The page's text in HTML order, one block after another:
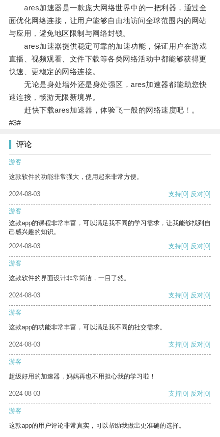
ares加速器是一款庞大网络世界中的一把利器，通过全
面优化网络连接，让用户能够自由地访问全球范围内的网站
与应用，避免地区限制与网络封锁。
ares加速器提供稳定可靠的加速功能，保证用户在游戏
直播、视频观看、文件下载等各类网络活动中都能够获得更
快速、更稳定的网络连接。
无论是身处墙外还是身处强区，ares加速器都能助您快
速连接，畅游无限新境界。
赶快下载ares加速器，体验飞一般的网络速度吧！。
#3#
评论
游客
这款软件的功能非常强大，使用起来非常方便。
2024-08-03 支持[0] 反对[0]
游客
这款app的课程非常丰富，可以满足我不同的学习需求，让我能够找到自
己感兴趣的知识。
2024-08-03
支持[0] 反对[0]
游客
这款软件的界面设计非常简洁，一目了然。
2024-08-03 支持[0] 反对[0]
游客
这款app的功能非常丰富，可以满足我不同的社交需求。
2024-08-03 支持[0] 反对[0]
游客
超级好用的加速器，妈妈再也不用担心我的学习啦！
2024-08-03 支持[0] 反对[0]
游客
这款app的用户评论非常真实，可以帮助我做出更准确的选择。